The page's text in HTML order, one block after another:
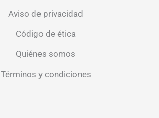
Aviso de privacidad
Código de ética
Quiénes somos
Términos y condiciones